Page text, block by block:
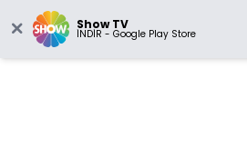
Show TV
İNDİR - Google Play Store